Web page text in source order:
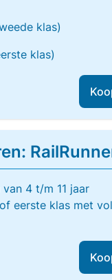
klas)
klas)
4 t/m 11 jaar
eerste klas met